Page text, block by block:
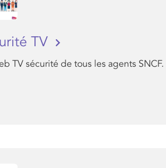
TV
TV sécurité de tous les agents SNCF.